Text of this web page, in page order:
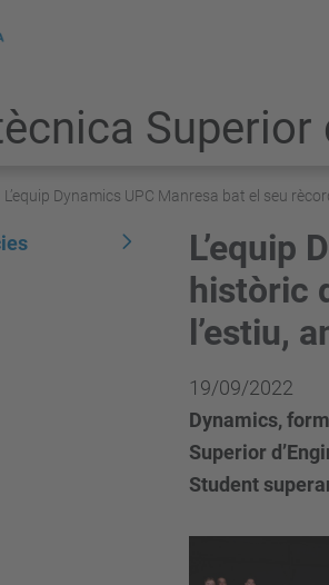
Superior
L’equip Dynamics UPC Manresa bat el seu
L’equip
històric
l’estiu,
19/09/2022
Dynamics,
Superior
Student